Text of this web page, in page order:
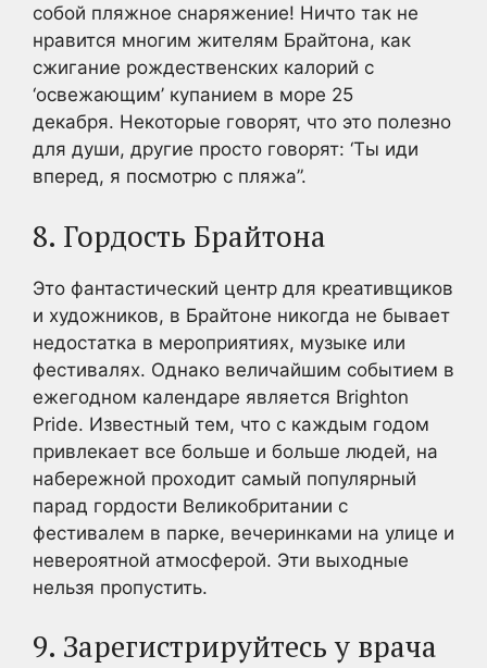
собой пляжное снаряжение! Ничто так не
нравится многим жителям Брайтона, как
сжигание рождественских калорий с
‘освежающим’ купанием в море 25
декабря. Некоторые говорят, что это полезно
для души, другие просто говорят: ‘Ты иди
вперед, я посмотрю с пляжа”.
8. Гордость Брайтона
Это фантастический центр для креативщиков
и художников, в Брайтоне никогда не бывает
недостатка в мероприятиях, музыке или
фестивалях. Однако величайшим событием в
ежегодном календаре является Brighton
Pride. Известный тем, что с каждым годом
привлекает все больше и больше людей, на
набережной проходит самый популярный
парад гордости Великобритании с
фестивалем в парке, вечеринками на улице и
невероятной атмосферой. Эти выходные
нельзя пропустить.
9. Зарегистрируйтесь у врача